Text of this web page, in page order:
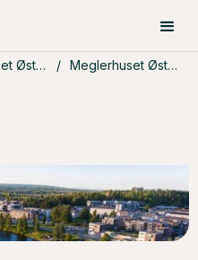
Meglerhuset Østlandet / Meglerhuset Østlandet